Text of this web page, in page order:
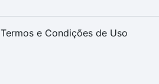
Termos e Condições de Uso